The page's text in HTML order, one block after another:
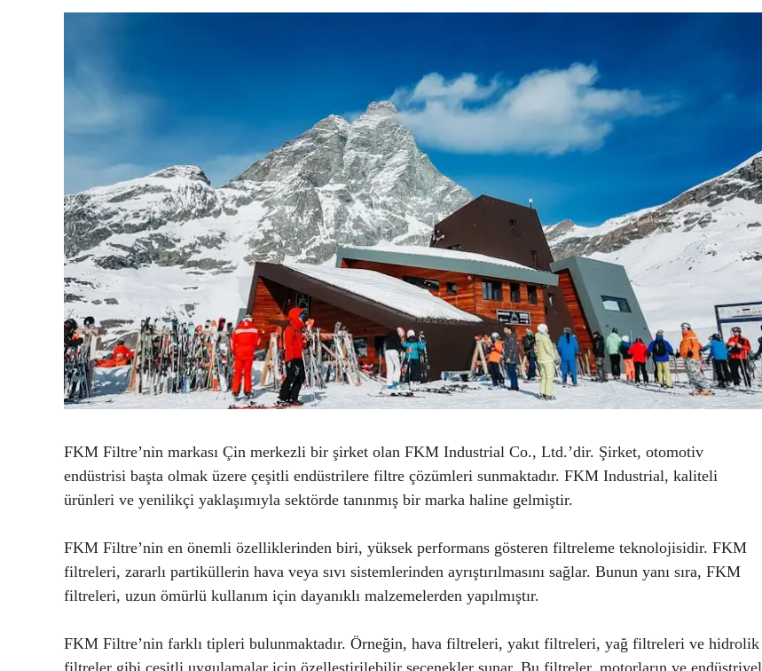
FKM Filtre’nin markası Çin merkezli bir şirket olan FKM Industrial Co., Ltd.’dir. Şirket, otomotiv
endüstrisi başta olmak üzere çeşitli endüstrilere filtre çözümleri sunmaktadır. FKM Industrial, kaliteli
ürünleri ve yenilikçi yaklaşımıyla sektörde tanınmış bir marka haline gelmiştir.
FKM Filtre’nin en önemli özelliklerinden biri, yüksek performans gösteren filtreleme teknolojisidir. FKM
filtreleri, zararlı partiküllerin hava veya sıvı sistemlerinden ayrıştırılmasını sağlar. Bunun yanı sıra, FKM
filtreleri, uzun ömürlü kullanım için dayanıklı malzemelerden yapılmıştır.
FKM Filtre’nin farklı tipleri bulunmaktadır. Örneğin, hava filtreleri, yakıt filtreleri, yağ filtreleri ve hidrolik
filtreler gibi çeşitli uygulamalar için özelleştirilebilir seçenekler sunar. Bu filtreler, motorların ve endüstriyel